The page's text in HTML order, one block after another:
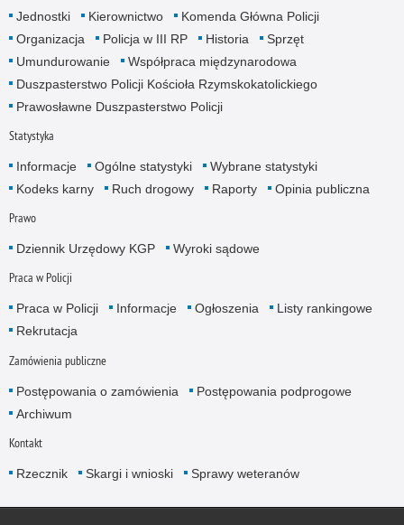
Jednostki Kierownictwo
Komenda Główna Policji
Organizacja
Policja w III RP Historia
Sprzęt
Umundurowanie
Współpraca międzynarodowa
Duszpasterstwo Policji Kościoła Rzymskokatolickiego
Prawosławne Duszpasterstwo Policji
Statystyka
Informacje Ogólne statystyki
Wybrane statystyki
Kodeks karny
Ruch drogowy Raporty Opinia publiczna
Prawo
Dziennik Urzędowy KGP Wyroki sądowe
Praca w Policji
Praca w Policji Informacje Ogłoszenia
Listy rankingowe
Rekrutacja
Zamówienia publiczne
Postępowania o zamówienia
Postępowania podprogowe
Archiwum
Kontakt
Rzecznik Skargi i wnioski Sprawy weteranów